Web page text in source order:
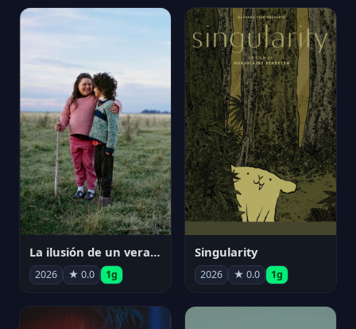
La ilusión de un verano sin fin
2026 ★ 0.0 1g
Singularity
2026 ★ 0.0 1g